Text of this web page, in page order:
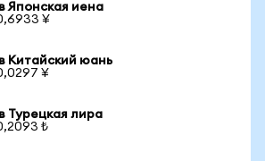
Японская иена
¥
Китайский юань
¥
Турецкая лира
₺